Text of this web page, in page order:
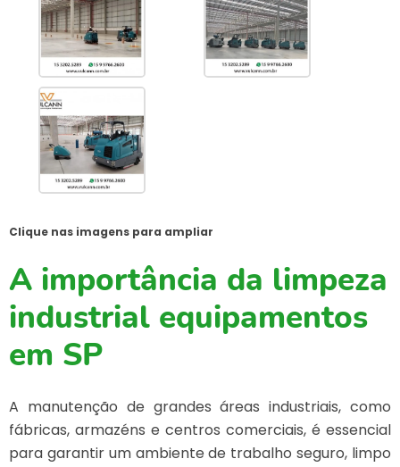
Clique nas imagens para ampliar
A importância da limpeza
industrial equipamentos
em SP
A manutenção de grandes áreas industriais, como
fábricas, armazéns e centros comerciais, é essencial
para garantir um ambiente de trabalho seguro, limpo